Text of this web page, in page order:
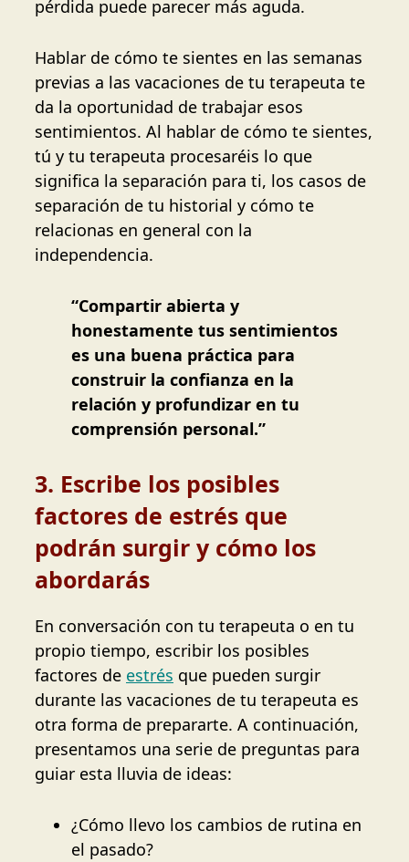
pérdida puede parecer más aguda.
Hablar de cómo te sientes en las semanas
previas a las vacaciones de tu terapeuta te
da la oportunidad de trabajar esos
sentimientos. Al hablar de cómo te sientes,
tú y tu terapeuta procesaréis lo que
significa la separación para ti, los casos de
separación de tu historial y cómo te
relacionas en general con la
independencia.
“Compartir abierta y
honestamente tus sentimientos
es una buena práctica para
construir la confianza en la
relación y profundizar en tu
comprensión personal.”
3. Escribe los posibles
factores de estrés que
podrán surgir y cómo los
abordarás
En conversación con tu terapeuta o en tu
propio tiempo, escribir los posibles
factores de estrés que pueden surgir
durante las vacaciones de tu terapeuta es
otra forma de prepararte. A continuación,
presentamos una serie de preguntas para
guiar esta lluvia de ideas:
¿Cómo llevo los cambios de rutina en
el pasado?